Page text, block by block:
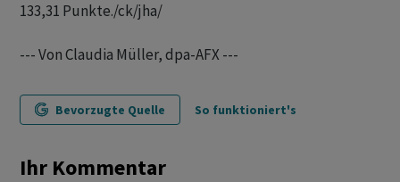
133,31 Punkte./ck/jha/
--- Von Claudia Müller, dpa-AFX ---
Bevorzugte Quelle So funktioniert's
Ihr Kommentar